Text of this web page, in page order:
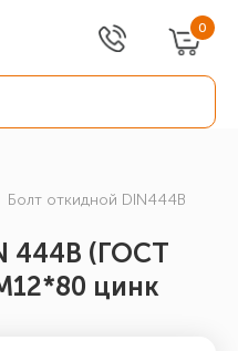
0
Болт откидной DIN444B
444В (ГОСТ
цинк